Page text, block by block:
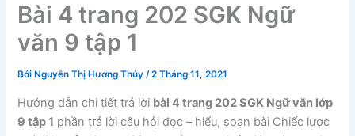
Bài 4 trang 202 SGK Ngữ
văn 9 tập 1
Bởi Nguyễn Thị Hương Thủy/2 Tháng 11, 2021
Hướng dẫn chi tiết trả lời bài 4 trang 202 SGK Ngữ văn lớp
9 tập 1 phần trả lời câu hỏi đọc – hiểu, soạn bài Chiếc lược